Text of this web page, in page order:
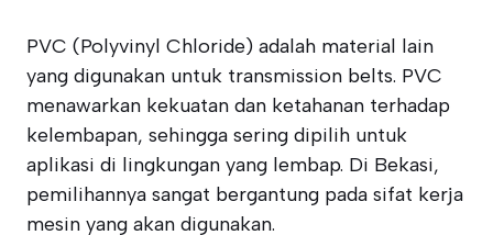
PVC (Polyvinyl Chloride) adalah material lain
yang digunakan untuk transmission belts. PVC
menawarkan kekuatan dan ketahanan terhadap
kelembapan, sehingga sering dipilih untuk
aplikasi di lingkungan yang lembap. Di Bekasi,
pemilihannya sangat bergantung pada sifat kerja
mesin yang akan digunakan.